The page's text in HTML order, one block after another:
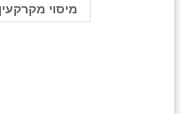
מיסוי מקרקעין